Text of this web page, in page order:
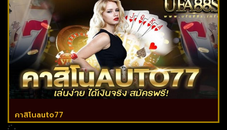
คาสิโนauto77